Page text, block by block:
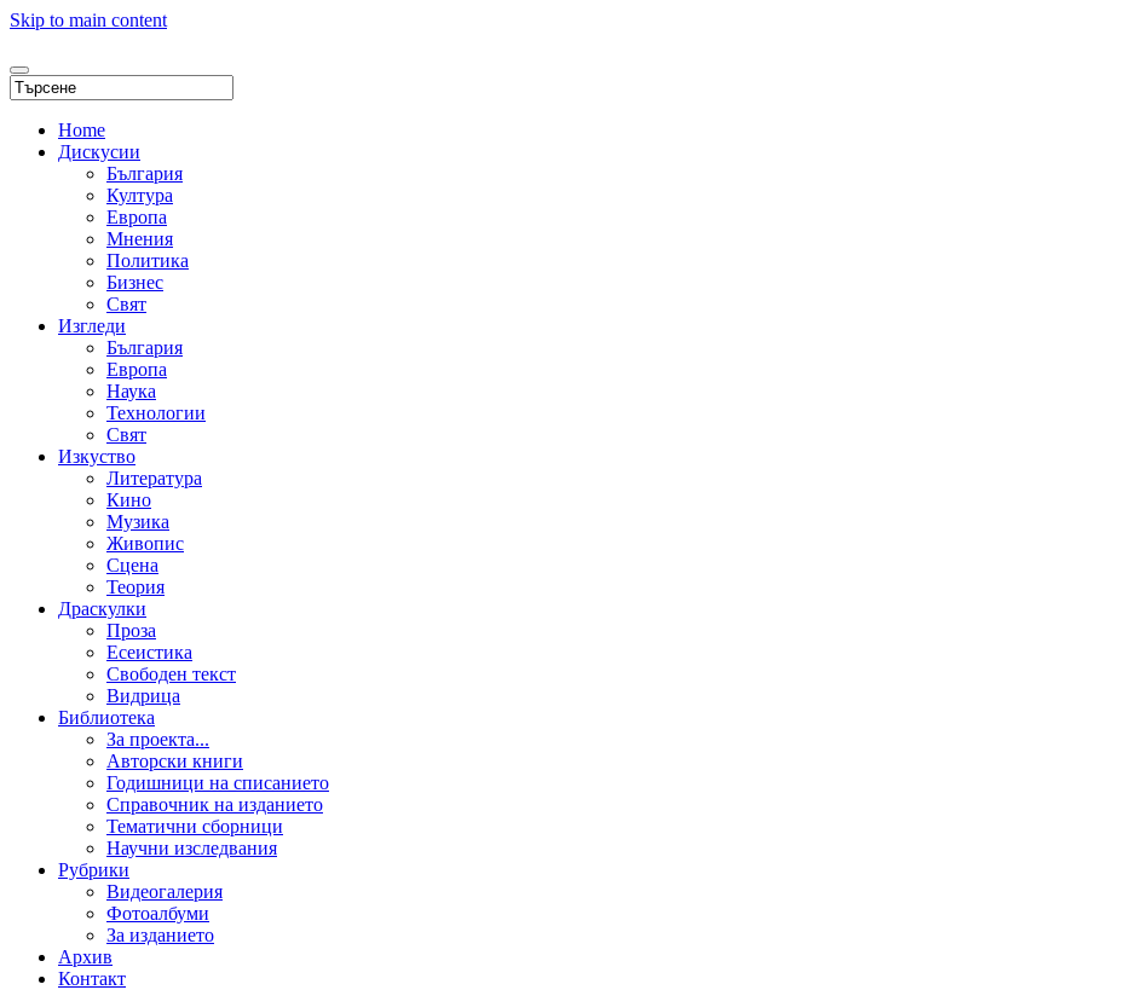
Skip to main content
Home
Дискусии
България
Култура
Европа
Мнения
Политика
Бизнес
Свят
Изгледи
България
Европа
Наука
Технологии
Свят
Изкуство
Литература
Кино
Музика
Живопис
Сцена
Теория
Драскулки
Проза
Есеистика
Свободен текст
Видрица
Библиотека
За проекта...
Авторски книги
Годишници на списанието
Справочник на изданието
Тематични сборници
Научни изследвания
Рубрики
Видеогалерия
Фотоалбуми
За изданието
Архив
Контакт